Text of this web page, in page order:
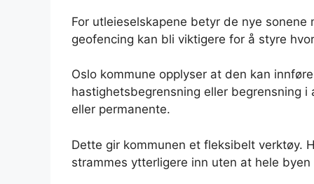
For utleieselskapene betyr de nye
geofencing kan bli viktigere for å styre
Oslo kommune opplyser at den kan
hastighetsbegrensning eller begrensning
eller permanente.
Dette gir kommunen et fleksibelt verktøy.
strammes ytterligere inn uten at hele